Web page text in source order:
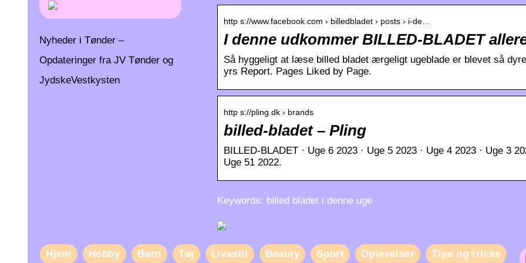
http s://www.facebook.com › billedbladet › posts › i-de…
I denne udkommer BILLED-BLADET
Så hyggeligt at læse billed bladet ærgeligt ugeblade er blevet så
yrs Report. Pages Liked by Page.
http s://pling.dk › brands
billed-bladet – Pling
BILLED-BLADET · Uge 6 2023 · Uge 5 2023 · Uge 4 2023 · Uge 3
Uge 51 2022.
Keywords: billed bladet i denne uge
Nyheder i Tønder –
Opdateringer fra JV Tønder og
JydskeVestkysten
Hjem Hobby Børn Tøj Livsstil Beauty Sport Oplevelser Tips og tricks